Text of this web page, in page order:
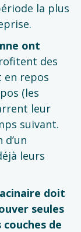
la plus
ont
des
en repos
(les
leur
suivant.
leurs
doit
seules
de